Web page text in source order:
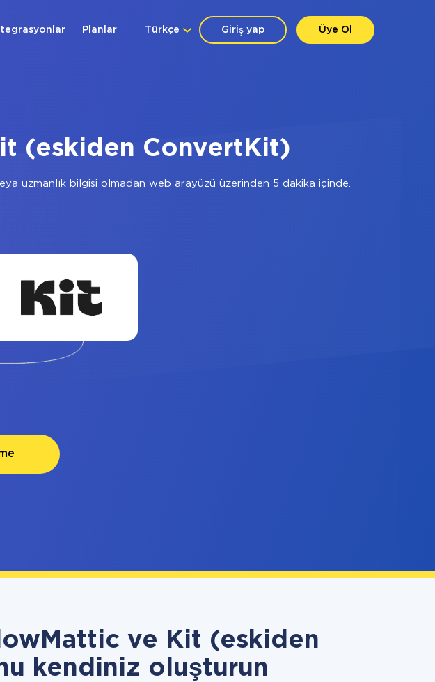
Giriş yap Üye Ol
Türkçe
Planlar
(eskiden ConvertKit)
uzmanlık bilgisi olmadan web arayüzü üzerinden 5 dakika içinde.
ve Kit (eskiden
kendiniz oluşturun